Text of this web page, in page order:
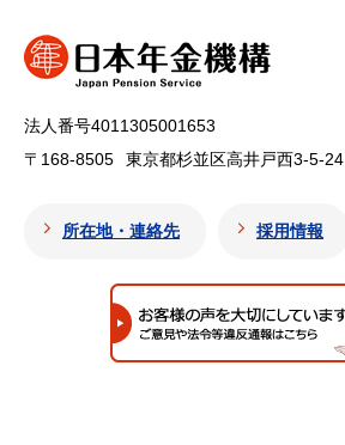
法人番号4011305001653
〒168-8505
東京都杉並区高井戸西3-5-24
所在地・連絡先 採用情報